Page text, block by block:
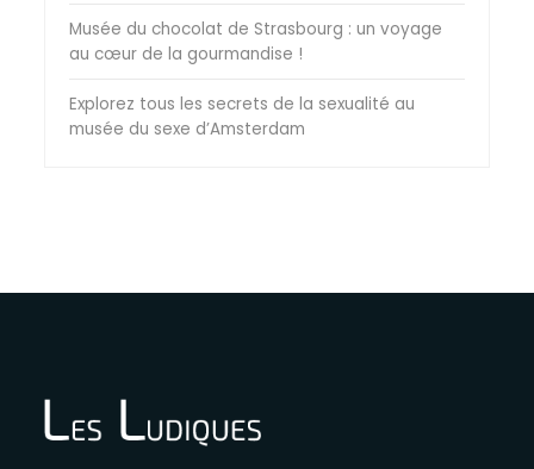
Musée du chocolat de Strasbourg : un voyage
au cœur de la gourmandise !
Explorez tous les secrets de la sexualité au
musée du sexe d’Amsterdam